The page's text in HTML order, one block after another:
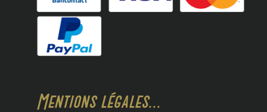
Mentions légales...